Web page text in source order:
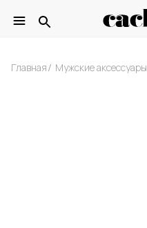
Главная Мужские аксессуары